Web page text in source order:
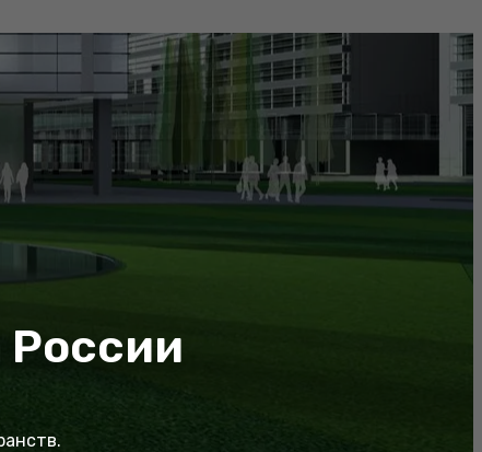
России